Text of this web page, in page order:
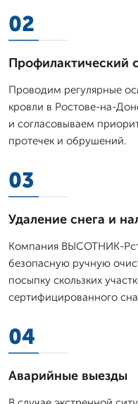
02
Профилактический
Проводим регулярные
кровли в Ростове-на-
и согласовываем
протечек и обрушений.
03
Удаление снега и
Компания ВЫСОТНИК-
безопасную ручную
посыпку скользких
сертифицированного
04
Аварийные выезды